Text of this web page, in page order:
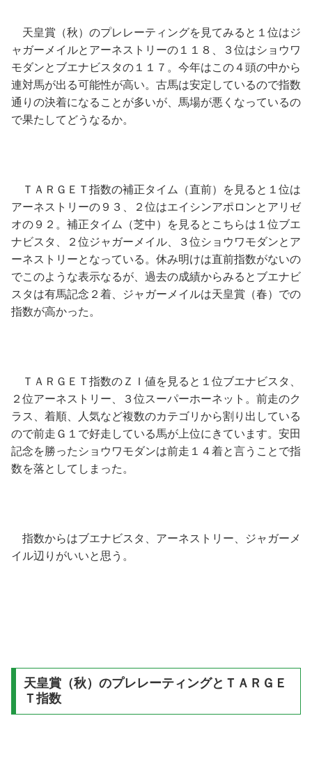
天皇賞（秋）のプレレーティングを見てみると１位はジ
ャガーメイルとアーネストリーの１１８、３位はショウワ
モダンとブエナビスタの１１７。今年はこの４頭の中から
連対馬が出る可能性が高い。古馬は安定しているので指数
通りの決着になることが多いが、馬場が悪くなっているの
で果たしてどうなるか。
ＴＡＲＧＥＴ指数の補正タイム（直前）を見ると１位は
アーネストリーの９３、２位はエイシンアポロンとアリゼ
オの９２。補正タイム（芝中）を見るとこちらは１位ブエ
ナビスタ、２位ジャガーメイル、３位ショウワモダンとア
ーネストリーとなっている。休み明けは直前指数がないの
でこのような表示なるが、過去の成績からみるとブエナビ
スタは有馬記念２着、ジャガーメイルは天皇賞（春）での
指数が高かった。
ＴＡＲＧＥＴ指数のＺＩ値を見ると１位ブエナビスタ、
２位アーネストリー、３位スーパーホーネット。前走のク
ラス、着順、人気など複数のカテゴリから割り出している
ので前走Ｇ１で好走している馬が上位にきています。安田
記念を勝ったショウワモダンは前走１４着と言うことで指
数を落としてしまった。
指数からはブエナビスタ、アーネストリー、ジャガーメ
イル辺りがいいと思う。
天皇賞（秋）のプレレーティングとＴＡＲＧＥ
Ｔ指数